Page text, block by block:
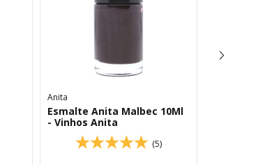
Anita
Esmalte Anita Malbec 10Ml
- Vinhos Anita
(5)